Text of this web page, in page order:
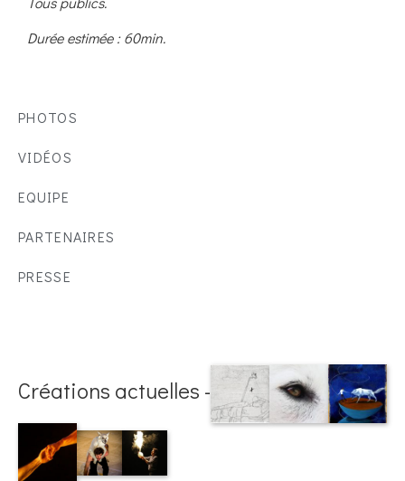
Durée estimée : 60min.
PHOTOS
VIDÉOS
EQUIPE
PARTENAIRES
PRESSE
Créations actuelles -